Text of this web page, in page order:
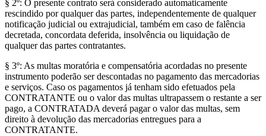
§ 2º: O presente contrato será considerado automaticamente
rescindido por qualquer das partes, independentemente de qualquer
notificação judicial ou extrajudicial, também em caso de falência
decretada, concordata deferida, insolvência ou liquidação de
qualquer das partes contratantes.
§ 3º: As multas moratória e compensatória acordadas no presente
instrumento poderão ser descontadas no pagamento das mercadorias
e serviços. Caso os pagamentos já tenham sido efetuados pela
CONTRATANTE ou o valor das multas ultrapassem o restante a ser
pago, a CONTRATADA deverá pagar o valor das multas, sem
direito à devolução das mercadorias entregues para a
CONTRATANTE.